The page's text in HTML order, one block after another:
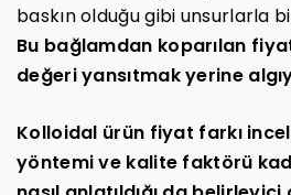
baskın olduğu gibi unsurlarla
Bu bağlamdan koparılan
değeri yansıtmak yerine
Kolloidal ürün fiyat farkı
yöntemi ve kalite faktörü